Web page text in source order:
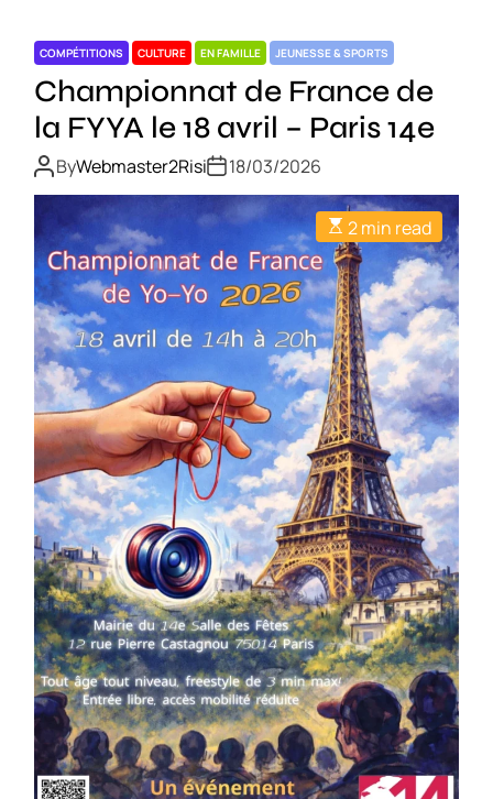
COMPÉTITIONS CULTURE EN FAMILLE JEUNESSE & SPORTS
Championnat de France de
la FYYA le 18 avril – Paris 14e
ByWebmaster2Risi 18/03/2026
2 min read